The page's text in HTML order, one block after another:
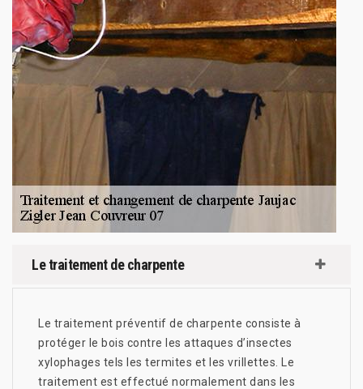
Le traitement de charpente
Le traitement préventif de charpente consiste à
protéger le bois contre les attaques d’insectes
xylophages tels les termites et les vrillettes. Le
traitement est effectué normalement dans les